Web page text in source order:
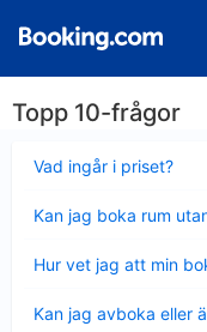
Topp 10-frågor
Vad ingår i priset?
mindre
Kan jag boka rum
mindre
Hur vet jag att min
mindre
Kan jag avboka eller
mindre